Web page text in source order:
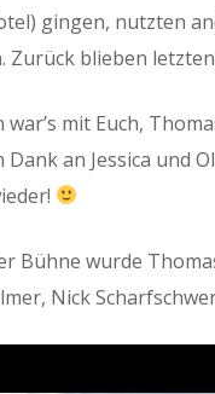
gingen, nutzten
Zurück blieben
war’s mit Euch,
Dank an Jessica und
Bühne wurde
Nick